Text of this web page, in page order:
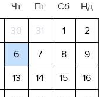
Чт Пт Сб Нд
30 31 1
2
6 7 8
9
13 14 15
16